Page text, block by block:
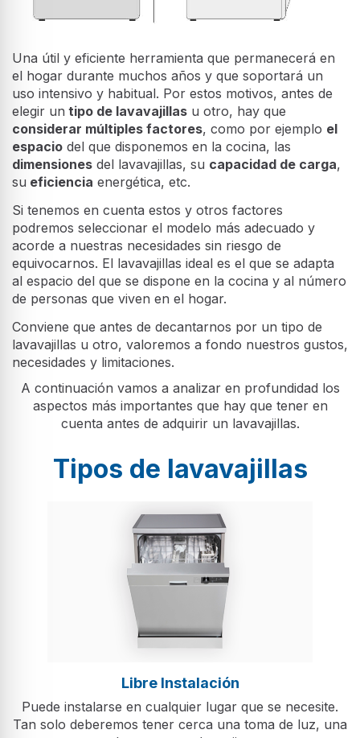
Una útil y eficiente herramienta que permanecerá en
el hogar durante muchos años y que soportará un
uso intensivo y habitual. Por estos motivos, antes de
elegir un tipo de lavavajillas u otro, hay que
considerar múltiples factores, como por ejemplo el
espacio del que disponemos en la cocina, las
dimensiones del lavavajillas, su capacidad de carga,
su eficiencia energética, etc.
Si tenemos en cuenta estos y otros factores
podremos seleccionar el modelo más adecuado y
acorde a nuestras necesidades sin riesgo de
equivocarnos. El lavavajillas ideal es el que se adapta
al espacio del que se dispone en la cocina y al número
de personas que viven en el hogar.
Conviene que antes de decantarnos por un tipo de
lavavajillas u otro, valoremos a fondo nuestros gustos,
necesidades y limitaciones.
A continuación vamos a analizar en profundidad los
aspectos más importantes que hay que tener en
cuenta antes de adquirir un lavavajillas.
Tipos de lavavajillas
Libre Instalación
Puede instalarse en cualquier lugar que se necesite.
Tan solo deberemos tener cerca una toma de luz, una